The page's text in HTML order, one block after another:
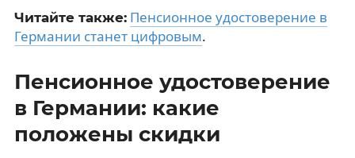
Читайте также: Пенсионное удостоверение в
Германии станет цифровым.
Пенсионное удостоверение
в Германии: какие
положены скидки